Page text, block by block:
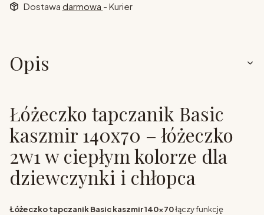
Dostawa darmowa - Kurier
Opis
Łóżeczko tapczanik Basic
kaszmir 140x70 – łóżeczko
2w1 w ciepłym kolorze dla
dziewczynki i chłopca
Łóżeczko tapczanik Basic kaszmir 140x70łączy funkcję